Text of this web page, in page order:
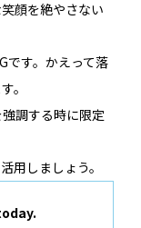
顔を絶やさない
です。かえって落
。
調する時に限定
用しましょう。